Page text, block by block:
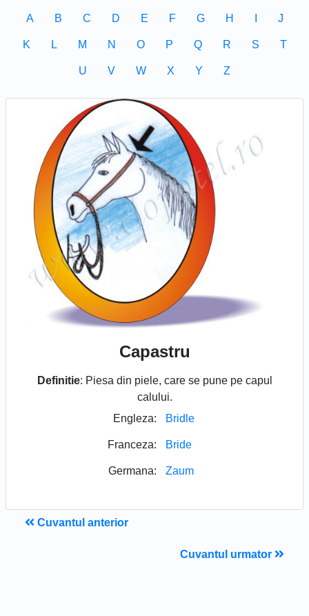
A B C D E F G H J
K L M N O P Q R S T
U V W X Y Z
Capastru
Definitie: Piesa din piele, care se pune pe capul
calului.
Engleza:
Bridle
Franceza: Bride
Germana: Zaum
Cuvantul anterior
Cuvantul urmator